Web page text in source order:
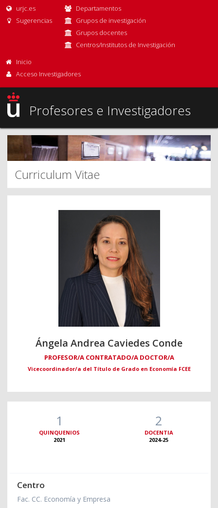
urjc.es
Sugerencias
Departamentos
Grupos de investigación
Grupos docentes
Centros/Institutos de Investigación
Inicio
Acceso Investigadores
Profesores e Investigadores
Curriculum Vitae
Ángela Andrea Caviedes Conde
PROFESOR/A CONTRATADO/A DOCTOR/A
Vicecoordinador/a del Título de Grado en Economía FCEE
1
QUINQUENIOS
2021
2
DOCENTIA
2024-25
Centro
Fac. CC. Economía y Empresa